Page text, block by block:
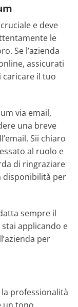
e deve
le
Se l’azienda
assicurati
il tuo
via email,
una breve
Sii chiaro
al ruolo e
di ringraziare
disponibilità per
sempre il
applicando e
per
professionalità